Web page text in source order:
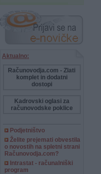
Aktualno:
Računovodja.com - Zlati
komplet in dodatni
dostopi
Kadrovski oglasi za
računovodske poklice
Podjetništvo
Želite prejemati obvestila
o novostih na spletni strani
Računovodja.com?
Intrastat - računalniški
program